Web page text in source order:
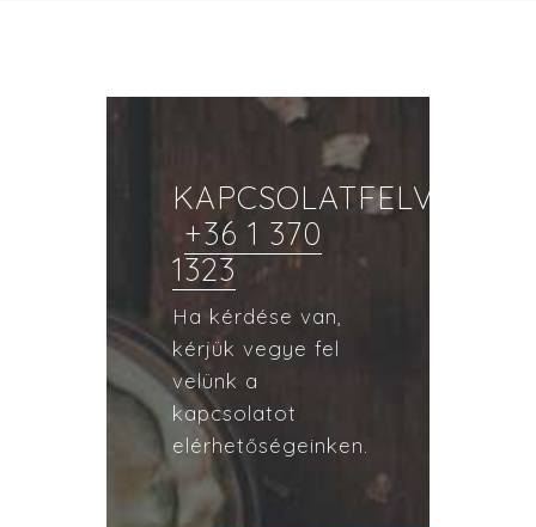
KAPCSOLATFELVÉTEL
+36 1 370
1323
Ha kérdése van,
kérjük vegye fel
velünk a
kapcsolatot
elérhetőségeinken.